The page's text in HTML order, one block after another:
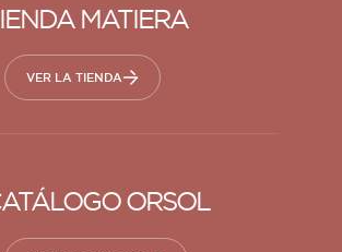
MATIERA
VER LA TIENDA
ORSOL